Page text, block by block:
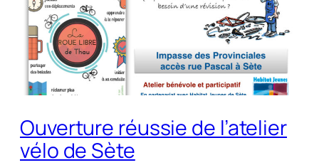
Ouverture réussie de l’atelier
vélo de Sète